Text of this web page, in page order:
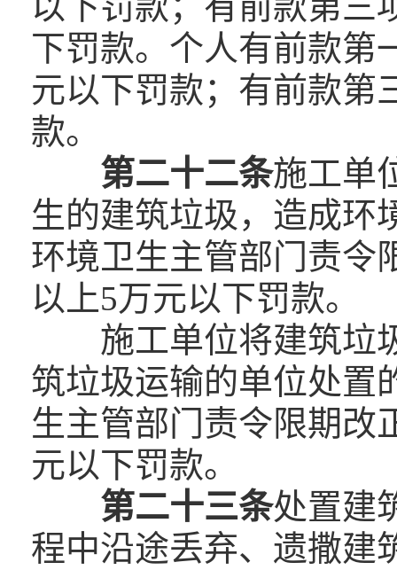
下罚款。个人有前款第
元以下罚款；有前款第
款。
第二十二条施工单
生的建筑垃圾，造成环
环境卫生主管部门责令
以上5万元以下罚款。
施工单位将建筑垃
筑垃圾运输的单位处置
生主管部门责令限期改
元以下罚款。
第二十三条处置建
程中沿途丢弃、遗撒建